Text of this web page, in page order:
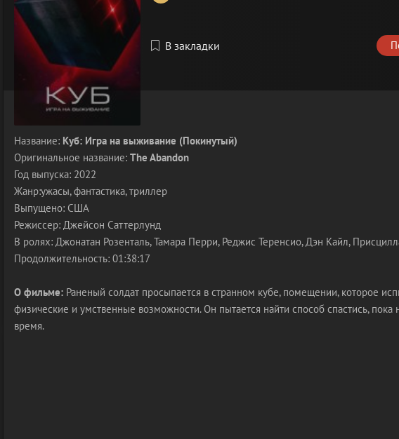
В закладки
Название: Куб: Игра на выживание (Покинутый)
Оригинальное название: The Abandon
Год выпуска: 2022
Жанр:ужасы, фантастика, триллер
Выпущено: США
Режиссер: Джейсон Саттерлунд
В ролях: Джонатан Розенталь, Тамара Перри, Реджис Теренсио, Дэн Кайл,
Продолжительность: 01:38:17
О фильме: Раненый солдат просыпается в странном кубе, помещении, которое
физические и умственные возможности. Он пытается найти способ спастись, пока
время.